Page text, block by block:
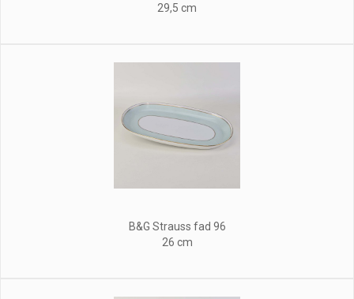
29,5 cm
B&G Strauss fad 96
26 cm